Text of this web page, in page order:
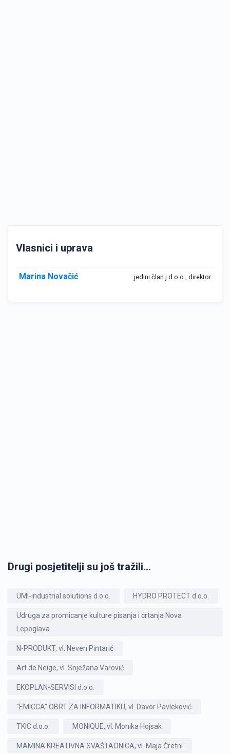
Vlasnici i uprava
Marina Novačić jedini član j.d.o.o., direktor
Drugi posjetitelji su još tražili...
UMI-industrial solutions d.o.o. HYDRO PROTECT d.o.o.
Udruga za promicanje kulture pisanja i crtanja Nova
Lepoglava
N-PRODUKT, vl. Neven Pintarić
Art de Neige, vl. Snježana Varović
EKOPLAN-SERVISI d.o.o.
"EMICCA" OBRT ZA INFORMATIKU, vl. Davor Pavleković
TKIC d.o.o. MONIQUE, vl. Monika Hojsak
MAMINA KREATIVNA SVAŠTAONICA, vl. Maja Čretni